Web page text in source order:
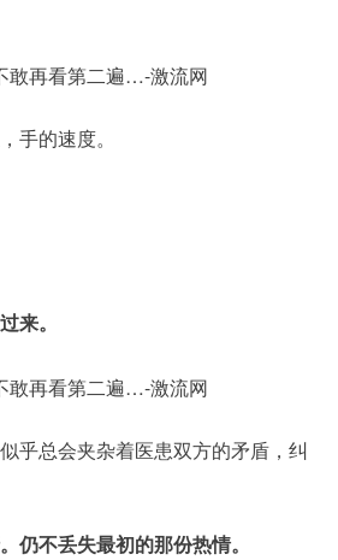
手的速度。
来。
乎总会夹杂着医患双方的矛盾，纠
仍不丢失最初的那份热情。